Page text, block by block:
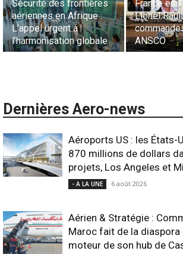
Sécurité des frontières
aériennes en Afrique :
L’appel urgent à
l’harmonisation globale
France en
Lionel
ANSCO
Dernières Aero-news
Aéroports US : les États-
870 millions de dollars
projets, Los Angeles et
- A LA UNE 6 août 2026
Aérien & Stratégie :
Maroc fait de la diaspora
moteur de son hub de